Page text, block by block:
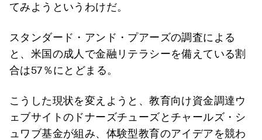
てみようというわけだ。
スタンダード・アンド・プアーズの調査による
と、米国の成人で金融リテラシーを備えている割
合は57％にとどまる。
こうした現状を変えようと、教育向け資金調達ウ
ェブサイトのドナーズチューズとチャールズ・シ
ュワブ基金が組み、体験型教育のアイデアを競わ